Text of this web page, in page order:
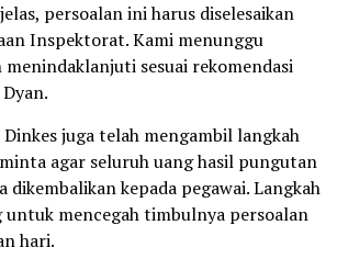
persoalan ini harus diselesaikan
Inspektorat. Kami menunggu
menindaklanjuti sesuai rekomendasi
juga telah mengambil langkah
agar seluruh uang hasil pungutan
dikembalikan kepada pegawai. Langkah
mencegah timbulnya persoalan
hari.